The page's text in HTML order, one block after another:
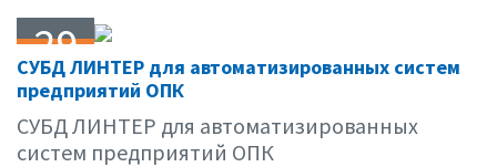
29
03.13
СУБД ЛИНТЕР для автоматизированных систем
предприятий ОПК
СУБД ЛИНТЕР для автоматизированных
систем предприятий ОПК